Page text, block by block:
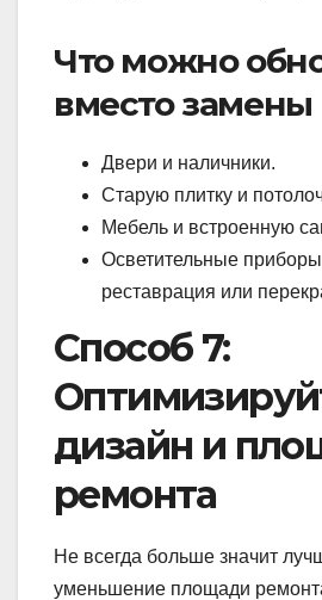
Что можно
вместо замены
Двери и наличники.
Старую плитку и
Мебель и встроенную
Осветительные
реставрация или
Способ 7:
дизайн и
ремонта
Не всегда больше значит
уменьшение площади